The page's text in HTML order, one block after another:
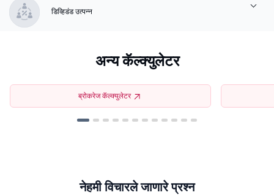
डिव्हिडंड उत्पन्न
अन्य कॅल्क्युलेटर
ब्रोकरेज कॅल्क्युलेटर
नेहमी विचारले जाणारे प्रश्न